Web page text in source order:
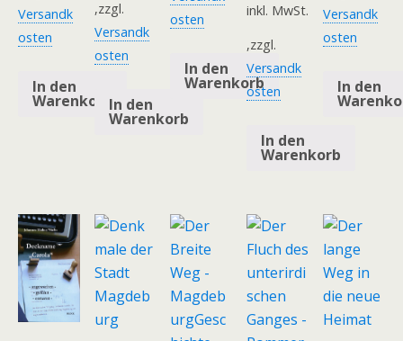
Versandk
osten
In den
Warenkorb
,zzgl.
Versandk
osten
In den
Warenkorb
osten
In den
Warenkorb
inkl. MwSt.
,zzgl.
Versandk
osten
In den
Warenkorb
Versandk
osten
In den